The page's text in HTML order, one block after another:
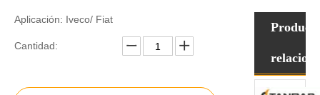
Aplicación: Iveco/ Fiat
Cantidad: